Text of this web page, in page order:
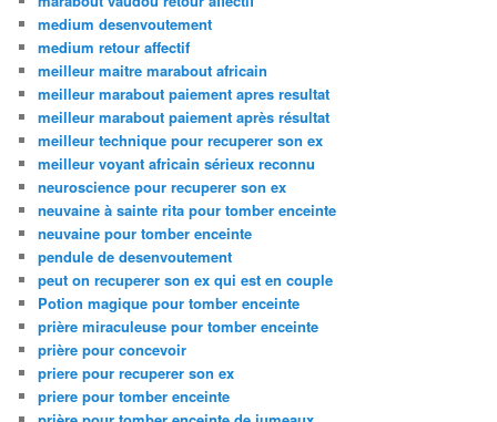
medium desenvoutement
medium retour affectif
meilleur maitre marabout africain
meilleur marabout paiement apres resultat
meilleur marabout paiement après résultat
meilleur technique pour recuperer son ex
meilleur voyant africain sérieux reconnu
neuroscience pour recuperer son ex
neuvaine à sainte rita pour tomber enceinte
neuvaine pour tomber enceinte
pendule de desenvoutement
peut on recuperer son ex qui est en couple
Potion magique pour tomber enceinte
prière miraculeuse pour tomber enceinte
prière pour concevoir
priere pour recuperer son ex
priere pour tomber enceinte